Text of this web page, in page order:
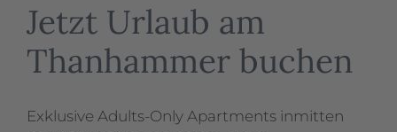
Jetzt Urlaub am
Thanhammer buchen
Exklusive Adults-Only Apartments inmitten